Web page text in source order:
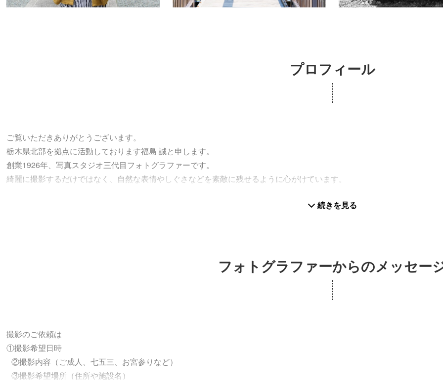
プロフィール
ご覧いただきありがとうございます。
栃木県北部を拠点に活動しております福島 誠と申します。
創業1926年、写真スタジオ三代目フォトグラファーです。
綺麗に撮影するだけではなく、自然な表情やしぐさなどを素敵に残せるように心がけています。
続きを見る
フォトグラファーからのメッセー
撮影のご依頼は
①撮影希望日時
②撮影内容（ご成人、七五三、お宮参りなど）
③撮影希望場所（住所や施設名）